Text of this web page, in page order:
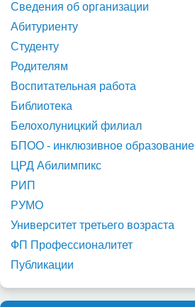
Сведения об организации
Абитуриенту
Студенту
Родителям
Воспитательная работа
Библиотека
Белохолуницкий филиал
БПОО - инклюзивное образование
ЦРД Абилимпикс
РИП
РУМО
Университет третьего возраста
ФП Профессионалитет
Публикации